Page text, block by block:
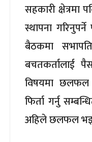
सहकारी
स्थापना
बैठकमा
बचतकर्तालाई
विषयमा
फिर्ता गर्नु
अहिले छलफल